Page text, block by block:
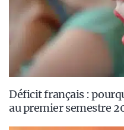
Déficit français :
au premier semestre